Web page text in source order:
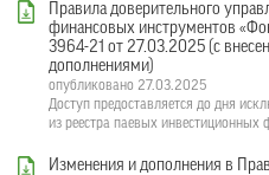
Правила доверительного
финансовых инструментов
3964-21 от 27.03.2025 (с
дополнениями)
опубликовано 27.03.2025
Доступ предоставляется до дня
из реестра паевых инвестиционных
Изменения и дополнения в